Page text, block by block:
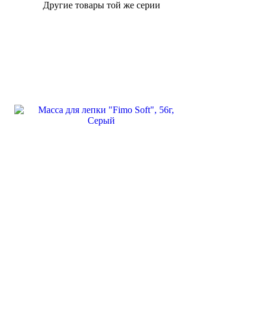
Другие товары той же серии